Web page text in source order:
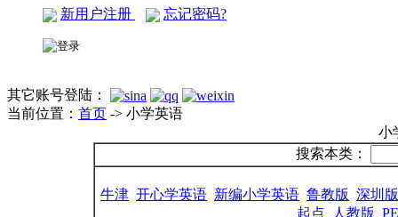
新用户注册 忘记密码?
其它账号登陆：
当前位置： 首页 -> 小学英语
小
搜索本类：
牛津 开心学英语 新编小学英语 鲁教版 深圳版
起点
人教版